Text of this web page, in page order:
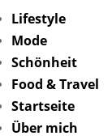
Lifestyle
Mode
Schönheit
Food & Travel
Startseite
Über mich